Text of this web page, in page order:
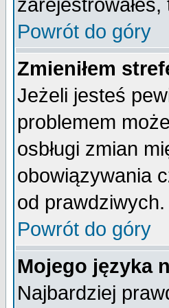
Powrót do góry
Zmieniłem
Jeżeli jesteś
problemem
osbługi zmian
obowiązywania
od prawdziwych.
Powrót do góry
Mojego języka
Najbardziej